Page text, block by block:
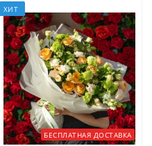
ХИТ
БЕСПЛАТНАЯ ДОСТАВКА